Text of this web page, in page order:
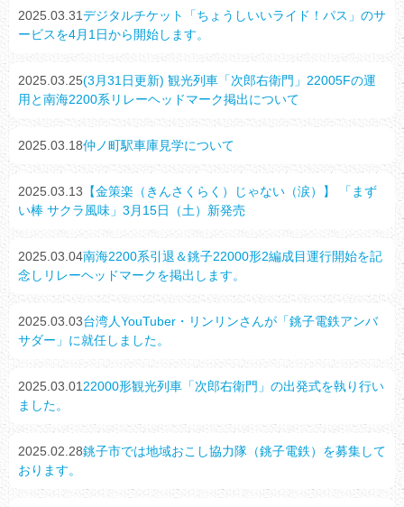
2025.03.31デジタルチケット「ちょうしいいライド！パス」のサ
ービスを4月1日から開始します。
2025.03.25(3月31日更新) 観光列車「次郎右衛門」22005Fの運
用と南海2200系リレーヘッドマーク掲出について
2025.03.18仲ノ町駅車庫見学について
2025.03.13 【金策楽（きんさくらく）じゃない（涙）】 「まず
い棒 サクラ風味」3月15日（土）新発売
2025.03.04南海2200系引退＆銚子22000形2編成目運行開始を記
念しリレーヘッドマークを掲出します。
2025.03.03台湾人YouTuber・リンリンさんが「銚子電鉄アンバ
サダー」に就任しました。
2025.03.01 22000形観光列車「次郎右衛門」の出発式を執り行い
ました。
2025.02.28銚子市では地域おこし協力隊（銚子電鉄）を募集して
おります。